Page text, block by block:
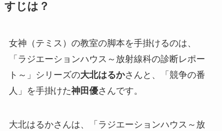
すじは？
女神（テミス）の教室の脚本を手掛けるのは、
「ラジエーションハウス～放射線科の診断レポー
ト～」シリーズの大北はるかさんと、
「競争の番
人」を手掛けた神田優さんです。
大北はるかさんは、
「ラジエーションハウス～放